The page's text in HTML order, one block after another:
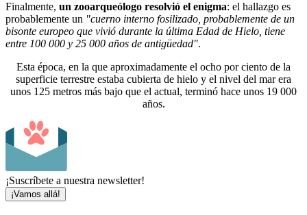
Finalmente, un zooarqueólogo resolvió el enigma: el hallazgo es
probablemente un "cuerno interno fosilizado, probablemente de un
bisonte europeo que vivió durante la última Edad de Hielo, tiene
entre 100 000 y 25 000 años de antigüedad".
Esta época, en la que aproximadamente el ocho por ciento de la
superficie terrestre estaba cubierta de hielo y el nivel del mar era
unos 125 metros más bajo que el actual, terminó hace unos 19 000
años.
¡Suscríbete a nuestra newsletter!
¡Vamos allá!